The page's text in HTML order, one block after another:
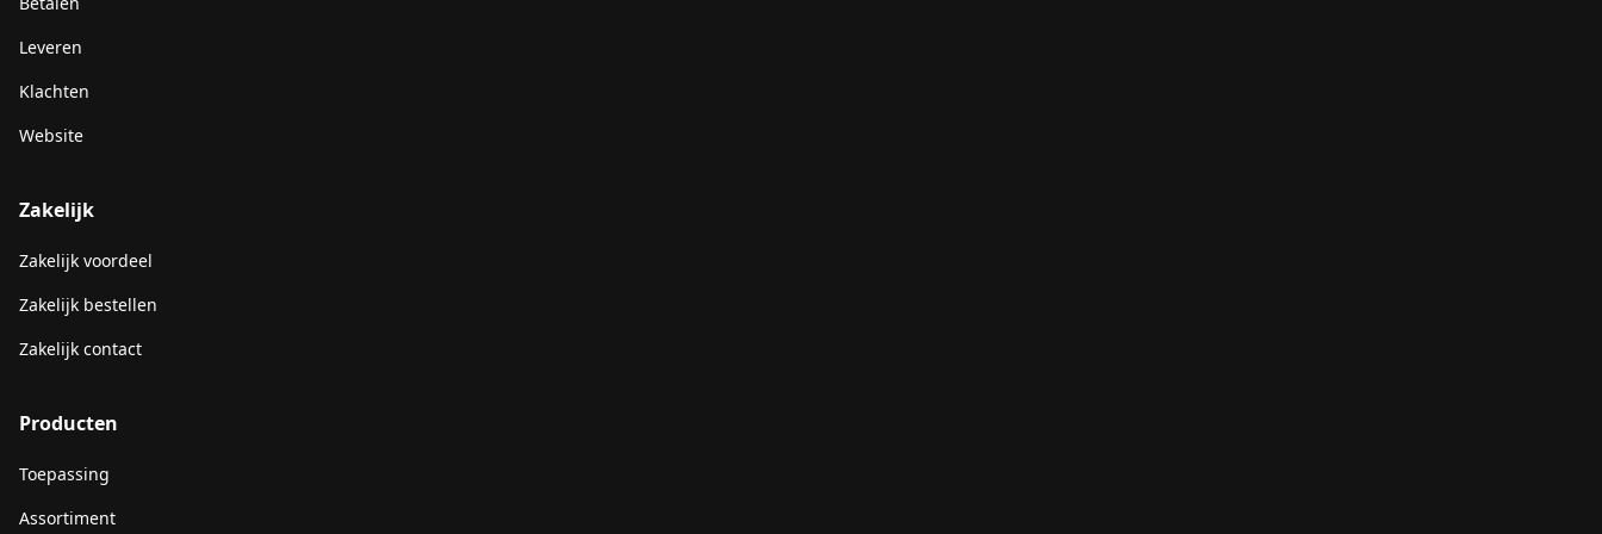
Leveren
Klachten
Website
Zakelijk
Zakelijk voordeel
Zakelijk bestellen
Zakelijk contact
Producten
Toepassing
Assortiment